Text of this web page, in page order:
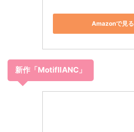
Amazonで見る
新作「MotifⅡANC」